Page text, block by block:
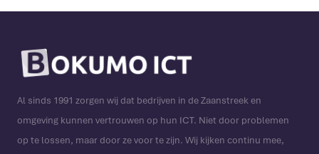
Al sinds 1991 zorgen wij dat bedrijven in de Zaanstreek en
omgeving kunnen vertrouwen op hun ICT. Niet door problemen
op te lossen, maar door ze voor te zijn. Wij kijken continu mee,